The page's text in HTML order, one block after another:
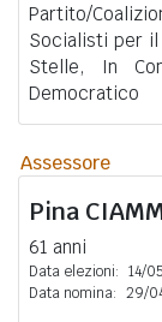
Partito/
Socialisti per il
Stelle, In
Democratico
Assessore
Pina
61 anni
Data elezioni: 14/
Data nomina: 29/